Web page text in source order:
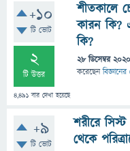
+10
টি ভোট
2
টি উত্তর
4,491 বার দেখা হয়েছে
শীতকালে
কারন কি?
কি?
28 ডিসেম্বর 2020
করেছেন
+9
টি ভোট
শরীরে
থেকে